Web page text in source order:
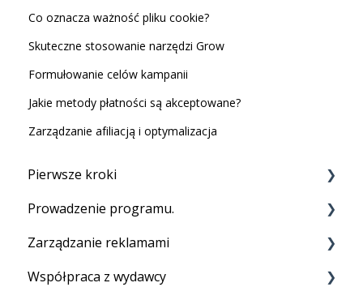
Co oznacza ważność pliku cookie?
Skuteczne stosowanie narzędzi Grow
Formułowanie celów kampanii
Jakie metody płatności są akceptowane?
Zarządzanie afiliacją i optymalizacja
Pierwsze kroki
Zanim zaczniesz
Konfiguracja konta
Konfiguracja śledzenia aktywująca program
Prowadzenie programu.
Ihr Programm ausführen
Zarządzanie reklamami
Feed produktowy
Współpraca z wydawcy